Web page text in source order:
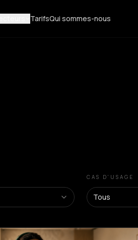
TarifsQui sommes-nous
CAS D'USAGE
Tous